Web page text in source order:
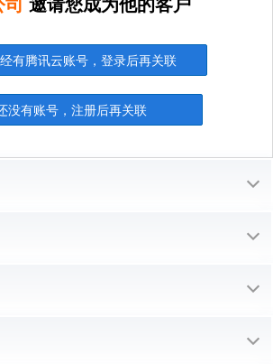
有腾讯云账号，登录后再关联
没有账号，注册后再关联